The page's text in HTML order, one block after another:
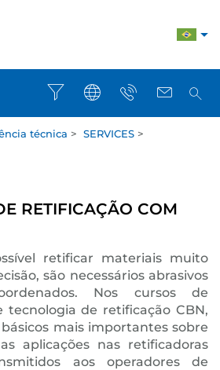
técnica > SERVICES >
RETIFICAÇÃO COM
retificar materiais muito
são necessários abrasivos
Nos cursos de
de retificação CBN,
mais importantes sobre
aplicações nas retificadoras
aos operadores de